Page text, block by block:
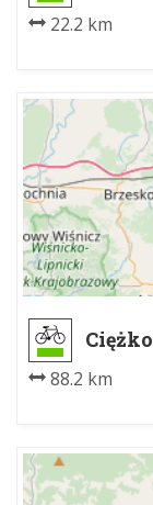
22.2 km
88.2 km